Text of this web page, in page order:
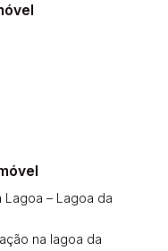
– Lagoa da
na lagoa da